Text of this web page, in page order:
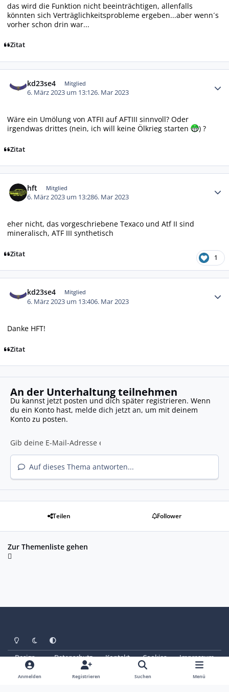
das wird die Funktion nicht beeinträchtigen, allenfalls
könnten sich Verträglichkeitsprobleme ergeben...aber wenn´s
vorher schon drin war...
Zitat
kd23se4 Mitglied
6. März 2023 um 13:126. Mar 2023
Wäre ein Umölung von ATFII auf AFTIII sinnvoll? Oder
irgendwas drittes (nein, ich will keine Ölkrieg starten
) ?
Zitat
hft Mitglied
6. März 2023 um 13:286. Mar 2023
eher nicht, das vorgeschriebene Texaco und Atf II sind
mineralisch, ATF III synthetisch
Zitat 1
kd23se4 Mitglied
6. März 2023 um 13:406. Mar 2023
Danke HFT!
Zitat
An der Unterhaltung teilnehmen
Du kannst jetzt posten und dich später registrieren. Wenn
du ein Konto hast, melde dich jetzt an, um mit deinem
Konto zu posten.
Auf dieses Thema antworten...
Teilen Follower
Zur Themenliste gehen
Heller ModusDunkler Modus
Systemeinstellung
Design Datenschutz Kontakt Cookies
Impressum
© Copyright 2025 - SAABoteure e. V.
Powered by Invision Community
Anmelden Registrieren Suchen Menü